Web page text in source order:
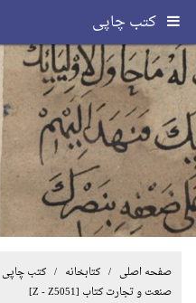
کتب چاپی
صفحه اصلی / کتابخانه /کتب چاپی
صنعت و تجارت کتاب [Z - Z5051]